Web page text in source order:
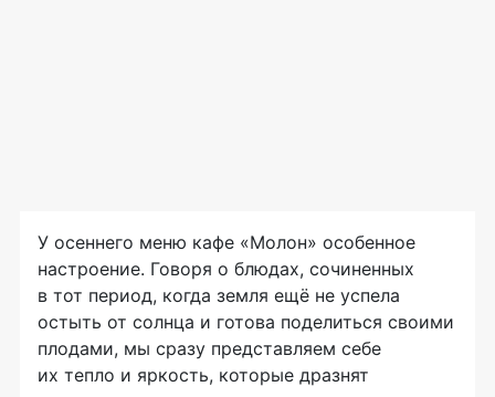
У осеннего меню кафе «Молон» особенное
настроение. Говоря о блюдах, сочиненных
в тот период, когда земля ещё не успела
остыть от солнца и готова поделиться своими
плодами, мы сразу представляем себе
их тепло и яркость, которые дразнят